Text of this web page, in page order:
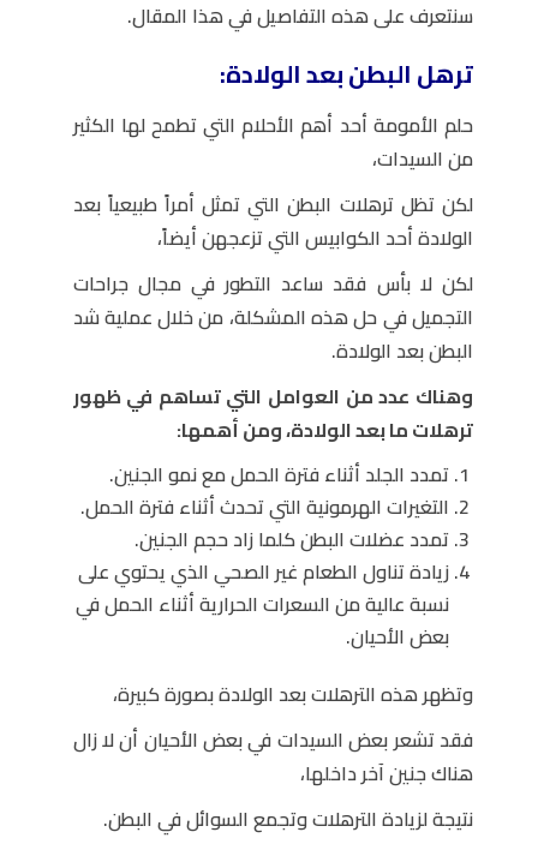
سنتعرف على هذه التفاصيل في هذا المقال.
ترهل البطن بعد الولادة:
حلم الأمومة أحد أهم الأحلام التي تطمح لها الكثير
من السيدات،
لكن تظل ترهلات البطن التي تمثل أمراً طبيعياً بعد
الولادة أحد الكوابيس التي تزعجهن أيضاً،
لكن لا بأس فقد ساعد التطور في مجال جراحات
التجميل في حل هذه المشكلة، من خلال عملية شد
البطن بعد الولادة.
وهناك عدد من العوامل التي تساهم في ظهور
ترهلات ما بعد الولادة، ومن أهمها:
تمدد الجلد أثناء فترة الحمل مع نمو الجنين.
التغيرات الهرمونية التي تحدث أثناء فترة الحمل.
تمدد عضلات البطن كلما زاد حجم الجنين.
زيادة تناول الطعام غير الصحي الذي يحتوي على
نسبة عالية من السعرات الحرارية أثناء الحمل في
بعض الأحيان.
وتظهر هذه الترهلات بعد الولادة بصورة كبيرة،
فقد تشعر بعض السيدات في بعض الأحيان أن لا زال
هناك جنين آخر داخلها،
نتيجة لزيادة الترهلات وتجمع السوائل في البطن.